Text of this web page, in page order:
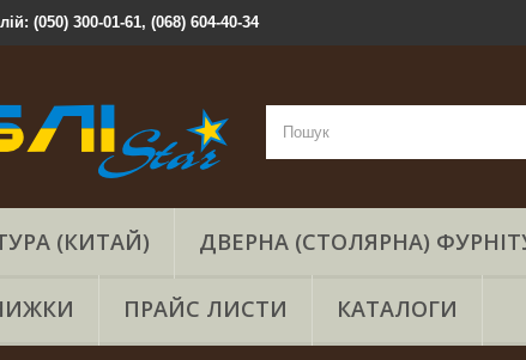
(050) 300-01-61, (068) 604-40-34
(КИТАЙ) ДВЕРНА (СТОЛЯРНА)
ПРАЙС ЛИСТИ КАТАЛОГИ